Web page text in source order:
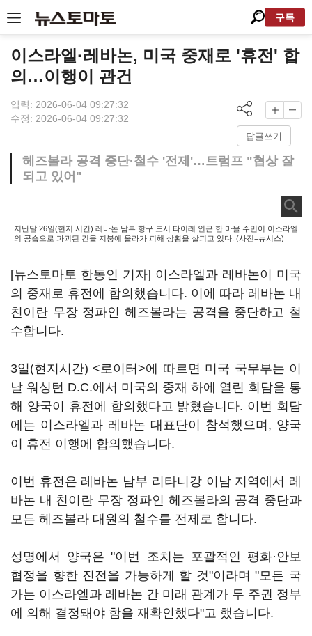
구독
이스라엘·레바논, 미국 중재로 '휴전' 합
의…이행이 관건
입력: 2026-06-04 09:27:32
수정: 2026-06-04 09:27:32
답글쓰기
헤즈볼라 공격 중단·철수 '전제'…트럼프 "협상 잘
되고 있어"
지난달 26일(현지 시간) 레바논 남부 항구 도시 타이레 인근 한 마을 주민이 이스라엘
의 공습으로 파괴된 건물 지붕에 올라가 피해 상황을 살피고 있다. (사진=뉴시스)
[뉴스토마토 한동인 기자] 이스라엘과 레바논이 미국
의 중재로 휴전에 합의했습니다. 이에 따라 레바논 내
친이란 무장 정파인 헤즈볼라는 공격을 중단하고 철
수합니다.
3일(현지시간) <로이터>에 따르면 미국 국무부는 이
날 워싱턴 D.C.에서 미국의 중재 하에 열린 회담을 통
해 양국이 휴전에 합의했다고 밝혔습니다. 이번 회담
에는 이스라엘과 레바논 대표단이 참석했으며, 양국
이 휴전 이행에 합의했습니다.
이번 휴전은 레바논 남부 리타니강 이남 지역에서 레
바논 내 친이란 무장 정파인 헤즈볼라의 공격 중단과
모든 헤즈볼라 대원의 철수를 전제로 합니다.
성명에서 양국은 "이번 조치는 포괄적인 평화·안보
협정을 향한 진전을 가능하게 할 것"이라며 "모든 국
가는 이스라엘과 레바논 간 미래 관계가 두 주권 정부
에 의해 결정돼야 함을 재확인했다"고 했습니다.